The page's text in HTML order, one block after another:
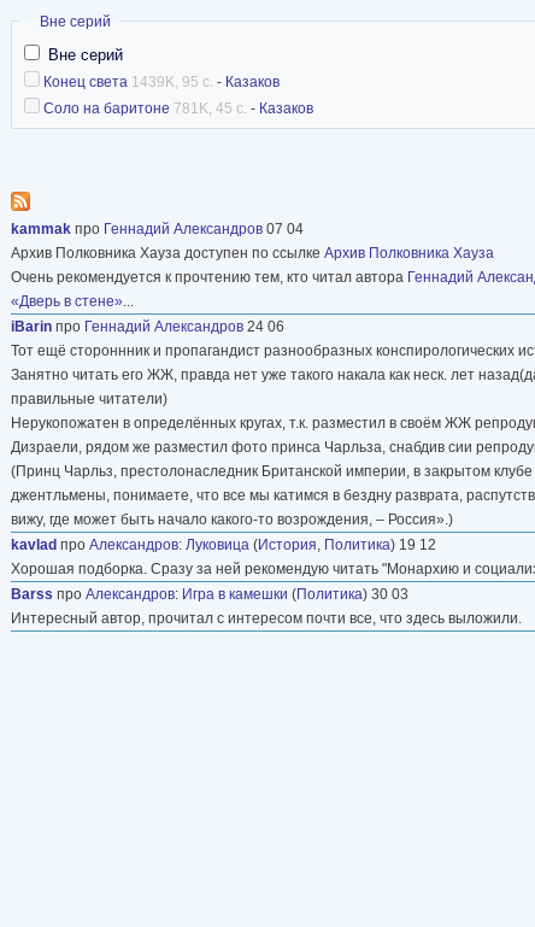
Скрыть
Вне серий
Вне серий
Конец света 1439K, 95 с. - Казаков
Соло на баритоне 781K, 45 с. - Казаков
kammak про Геннадий Александров 07 04
Архив Полковника Хауза доступен по ссылке Архив Полковника Хауза
Очень рекомендуется к прочтению тем, кто читал автора Геннадий
«Дверь в стене»...
iBаrin про Геннадий Александров 24 06
Тот ещё стороннник и пропагандист разнообразных конспирологических
Занятно читать его ЖЖ, правда нет уже такого накала как неск. лет
правильные читатели)
Нерукопожатен в определённых кругах, т.к. разместил в своём ЖЖ
Дизраели, рядом же разместил фото принса Чарльза, снабдив сии
(Принц Чарльз, престолонаследник Британской империи, в закрытом
джентльмены, понимаете, что все мы катимся в бездну разврата,
вижу, где может быть начало какого-то возрождения, – Россия».)
kavlad про Александров: Луковица (История, Политика) 19 12
Хорошая подборка. Сразу за ней рекомендую читать "Монархию и
Barss про Александров: Игра в камешки (Политика) 30 03
Интересный автор, прочитал с интересом почти все, что здесь выложили.